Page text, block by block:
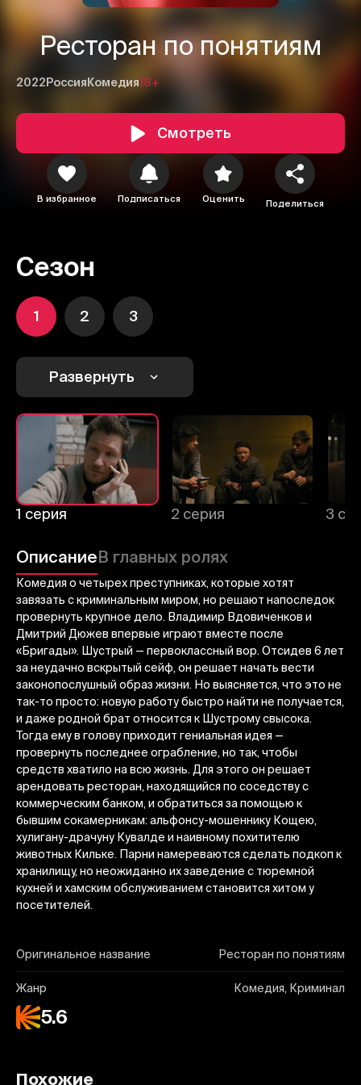
Ресторан по понятиям
2022 Россия Комедия18+
Смотреть
В избранное Подписаться Оценить Поделиться
Сезон
1 2 3
Развернуть
1 серия 2 серия 3
ОписаниеВ главных ролях
Комедия о четырех преступниках, которые хотят
завязать с криминальным миром, но решают напоследок
провернуть крупное дело. Владимир Вдовиченков и
Дмитрий Дюжев впервые играют вместе после
«Бригады». Шустрый — первоклассный вор. Отсидев 6 лет
за неудачно вскрытый сейф, он решает начать вести
законопослушный образ жизни. Но выясняется, что это не
так-то просто: новую работу быстро найти не получается,
и даже родной брат относится к Шустрому свысока.
Тогда ему в голову приходит гениальная идея —
провернуть последнее ограбление, но так, чтобы
средств хватило на всю жизнь. Для этого он решает
арендовать ресторан, находящийся по соседству с
коммерческим банком, и обратиться за помощью к
бывшим сокамерникам: альфонсу-мошеннику Кощею,
хулигану-драчуну Кувалде и наивному похитителю
животных Кильке. Парни намереваются сделать подкоп к
хранилищу, но неожиданно их заведение с тюремной
кухней и хамским обслуживанием становится хитом у
посетителей.
Оригинальное название Ресторан по понятиям
Жанр Комедия, Криминал
5.6
1 2 3
Похожие
Отменить Авторизоваться